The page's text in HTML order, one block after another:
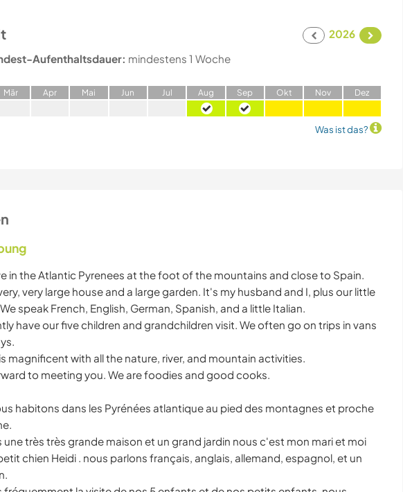
2026
Aufenthaltsdauer: mindestens 1 Woche
Mär Apr Mai Jun Jul Aug Sep Okt Nov Dez
Was ist das?
in the Atlantic Pyrenees at the foot of the mountains and close to Spain.
very large house and a large garden. It's my husband and I, plus our little
speak French, English, German, Spanish, and a little Italian.
have our five children and grandchildren visit. We often go on trips in vans
magnificent with all the nature, river, and mountain activities.
to meeting you. We are foodies and good cooks.
habitons dans les Pyrénées atlantique au pied des montagnes et proche
une très très grande maison et un grand jardin nous c'est mon mari et moi
chien Heidi . nous parlons français, anglais, allemand, espagnol, et un